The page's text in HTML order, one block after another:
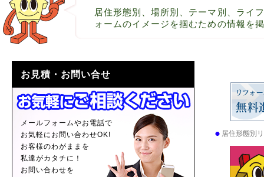
居住形態別、場所別、テーマ別、ライ
ォームのイメージを掴むための情報を
居住形態別
お見積・お問い合せ
メールフォームやお電話で
お気軽にお問い合わせOK!
お客様のわがままを
私達がカタチに！
お問い合わせを